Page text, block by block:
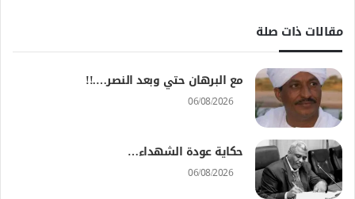
مقالات ذات صلة
مع البرهان حتي وبعد النصر….!!
06/08/2026
حكاية عودة الشهداء…
06/08/2026